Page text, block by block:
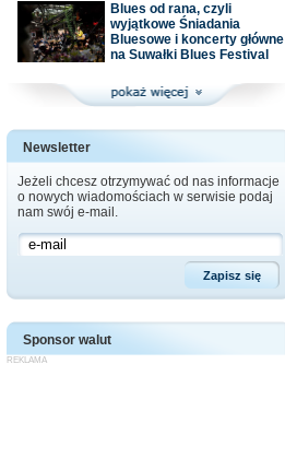
Blues od rana, czyli
wyjątkowe Śniadania
Bluesowe i koncerty główne
na Suwałki Blues Festival
Newsletter
Jeżeli chcesz otrzymywać od nas informacje
o nowych wiadomościach w serwisie podaj
nam swój e-mail.
Sponsor walut